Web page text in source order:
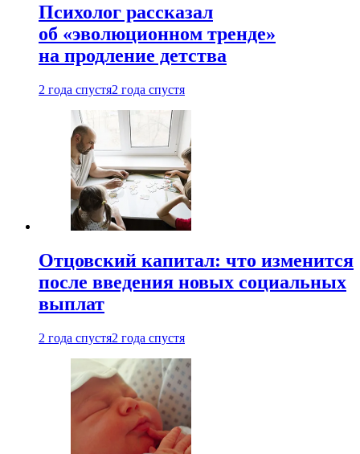
Психолог рассказал
об «эволюционном тренде»
на продление детства
2 года спустя2 года спустя
Отцовский капитал: что изменится
после введения новых социальных
выплат
2 года спустя2 года спустя